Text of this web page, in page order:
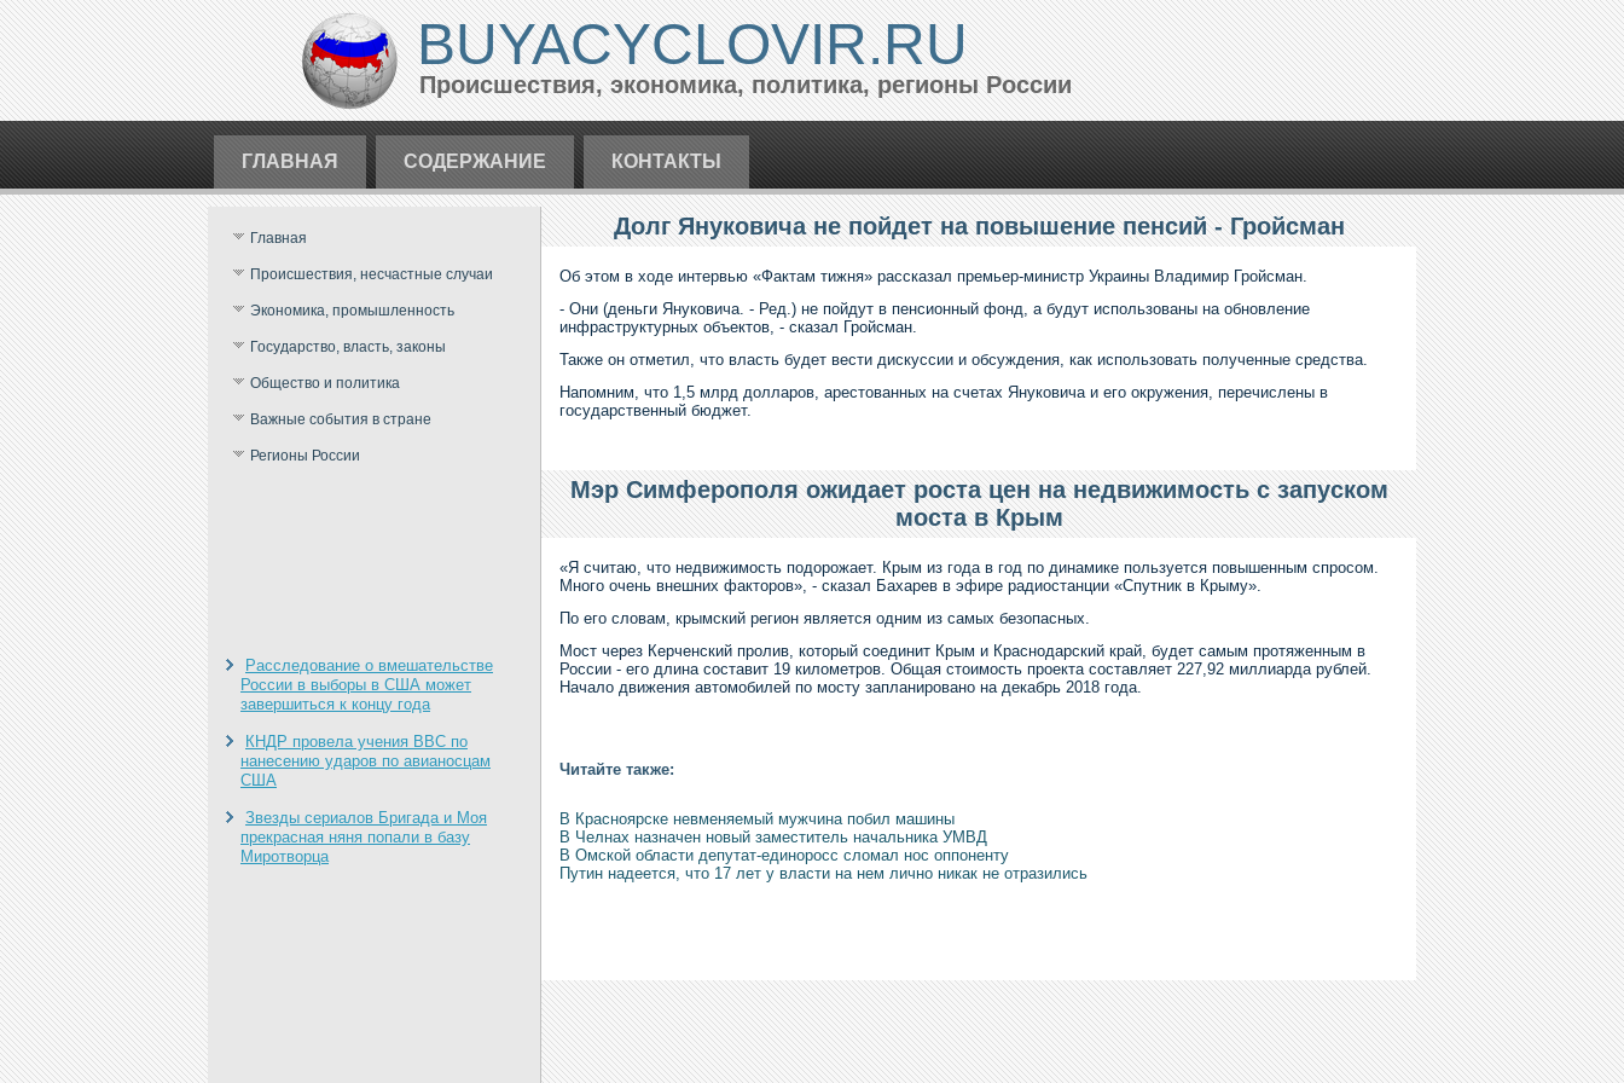
BUYACYCLOVIR.RU
Происшествия, экономика, политика, регионы России
ГЛАВНАЯ СОДЕРЖАНИЕ КОНТАКТЫ
Главная
Происшествия, несчастные случаи
Экономика, промышленность
Государство, власть, законы
Общество и политика
Важные события в стране
Регионы России
Расследование о вмешательстве
России в выборы в США может
завершиться к концу года
КНДР провела учения ВВС по
нанесению ударов по авианосцам
США
Звезды сериалов Бригада и Моя
прекрасная няня попали в базу
Миротворца
Долг Януковича не пойдет на повышение пенсий - Гройсман
Об этом в ходе интервью «Фактам тижня» рассказал премьер-министр Украины Владимир Гройсман.
- Они (деньги Януковича. - Ред.) не пойдут в пенсионный фонд, а будут использованы на обновление
инфраструктурных объектов, - сказал Гройсман.
Также он отметил, что власть будет вести дискуссии и обсуждения, как использовать полученные средства.
Напомним, что 1,5 млрд долларов, арестованных на счетах Януковича и его окружения, перечислены в
государственный бюджет.
Мэр Симферополя ожидает роста цен на недвижимость с запуском
моста в Крым
«Я считаю, что недвижимость подорожает. Крым из года в год по динамике пользуется повышенным спросом.
Много очень внешних факторов», - сказал Бахарев в эфире радиостанции «Спутник в Крыму».
По его словам, крымский регион является одним из самых безопасных.
Мост через Керченский пролив, который соединит Крым и Краснодарский край, будет самым протяженным в
России - его длина составит 19 километров. Общая стоимость проекта составляет 227,92 миллиарда рублей.
Начало движения автомобилей по мосту запланировано на декабрь 2018 года.
Читайте также:
В Красноярске невменяемый мужчина побил машины
В Челнах назначен новый заместитель начальника УМВД
В Омской области депутат-единоросс сломал нос оппоненту
Путин надеется, что 17 лет у власти на нем лично никак не отразились